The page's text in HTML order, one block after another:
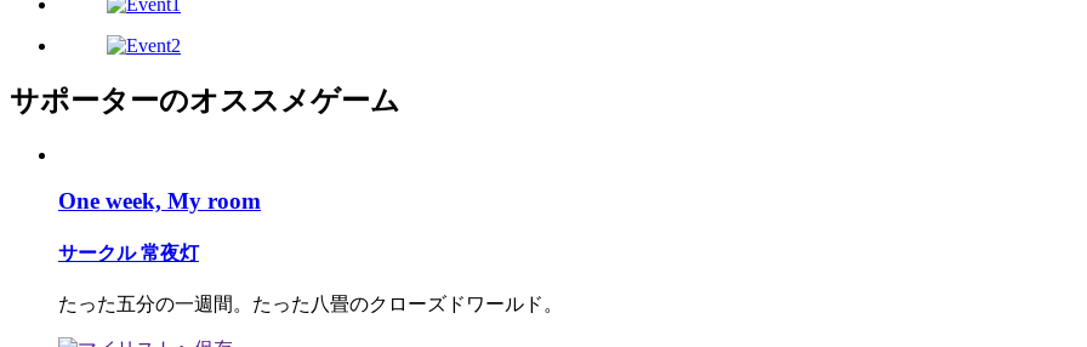
サポーターのオススメゲーム
One week, My room
サークル 常夜灯
たった五分の一週間。たった八畳のクローズドワールド。